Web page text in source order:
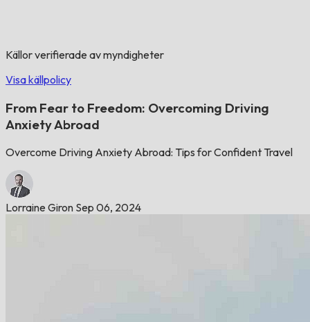
Källor verifierade av myndigheter
Visa källpolicy
From Fear to Freedom: Overcoming Driving
Anxiety Abroad
Overcome Driving Anxiety Abroad: Tips for Confident Travel
Lorraine Giron Sep 06, 2024